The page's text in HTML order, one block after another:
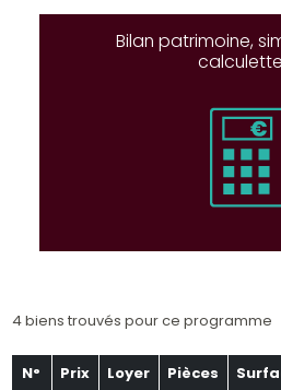
Bilan patrimoine,
4 biens trouvés pour ce programme
N° Prix Loyer Pièces